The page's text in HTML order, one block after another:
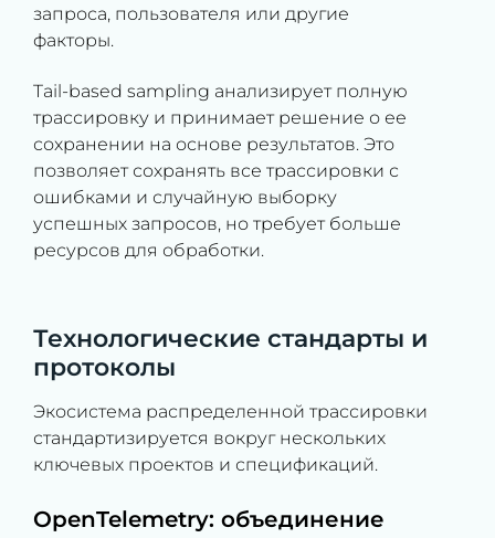
запроса, пользователя или другие
факторы.
Tail-based sampling анализирует полную
трассировку и принимает решение о ее
сохранении на основе результатов. Это
позволяет сохранять все трассировки с
ошибками и случайную выборку
успешных запросов, но требует больше
ресурсов для обработки.
Технологические стандарты и
протоколы
Экосистема распределенной трассировки
стандартизируется вокруг нескольких
ключевых проектов и спецификаций.
OpenTelemetry: объединение